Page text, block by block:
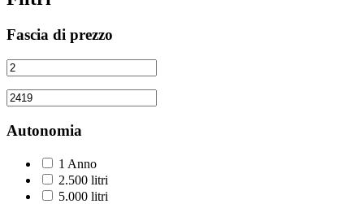
Fascia di prezzo
Autonomia
1 Anno
2.500 litri
5.000 litri